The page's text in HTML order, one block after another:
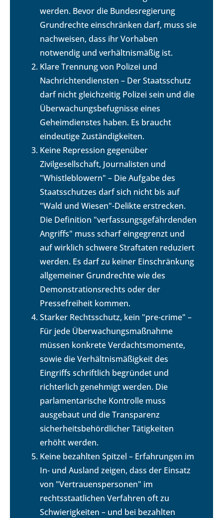
werden. Bevor die Bundesregierung
Grundrechte einschränken darf, muss sie
nachweisen, dass ihr Vorhaben
notwendig und verhältnismäßig ist.
Klare Trennung von Polizei und
Nachrichtendiensten – Der Staatsschutz
darf nicht gleichzeitig Polizei sein und die
Überwachungsbefugnisse eines
Geheimdienstes haben. Es braucht
eindeutige Zuständigkeiten.
Keine Repression gegenüber
Zivilgesellschaft, Journalisten und
"Whistleblowern" – Die Aufgabe des
Staatsschutzes darf sich nicht bis auf
"Wald und Wiesen"-Delikte erstrecken.
Die Definition "verfassungsgefährdenden
Angriffs" muss scharf eingegrenzt und
auf wirklich schwere Straftaten reduziert
werden. Es darf zu keiner Einschränkung
allgemeiner Grundrechte wie des
Demonstrationsrechts oder der
Pressefreiheit kommen.
Starker Rechtsschutz, kein "pre-crime" –
Für jede Überwachungsmaßnahme
müssen konkrete Verdachtsmomente,
sowie die Verhältnismäßigkeit des
Eingriffs schriftlich begründet und
richterlich genehmigt werden. Die
parlamentarische Kontrolle muss
ausgebaut und die Transparenz
sicherheitsbehördlicher Tätigkeiten
erhöht werden.
Keine bezahlten Spitzel – Erfahrungen im
In- und Ausland zeigen, dass der Einsatz
von "Vertrauenspersonen" im
rechtsstaatlichen Verfahren oft zu
Schwierigkeiten – und bei bezahlten